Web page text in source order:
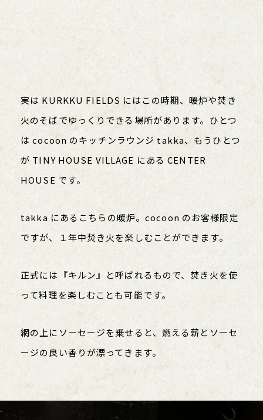
実は KURKKU FIELDS にはこの時期、暖炉や焚き
火のそばでゆっくりできる場所があります。ひとつ
は cocoon のキッチンラウンジ takka、もうひとつ
が TINY HOUSE VILLAGE にある CENTER
HOUSE です。
takka にあるこちらの暖炉。cocoon のお客様限定
ですが、１年中焚き火を楽しむことができます。
正式には『キルン』と呼ばれるもので、焚き火を使
って料理を楽しむことも可能です。
網の上にソーセージを乗せると、燃える薪とソーセ
ージの良い香りが漂ってきます。